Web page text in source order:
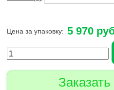
Цена за упаковку: 5 970